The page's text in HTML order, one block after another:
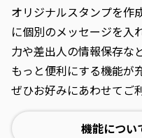
オリジナルスタンプを作
に個別のメッセージを入
力や差出人の情報保存な
もっと便利にする機能が
ぜひお好みにあわせてご
機能につい